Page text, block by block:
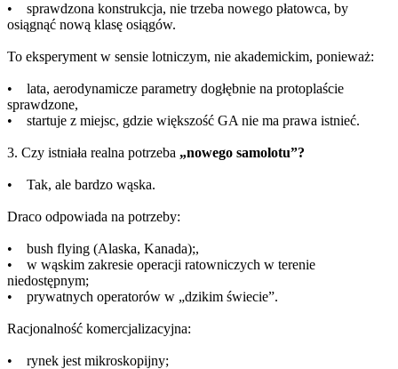
• sprawdzona konstrukcja, nie trzeba nowego płatowca, by
osiągnąć nową klasę osiągów.
To eksperyment w sensie lotniczym, nie akademickim, ponieważ:
• lata, aerodynamicze parametry dogłębnie na protoplaście
sprawdzone,
• startuje z miejsc, gdzie większość GA nie ma prawa istnieć.
3. Czy istniała realna potrzeba „nowego samolotu”?
• Tak, ale bardzo wąska.
Draco odpowiada na potrzeby:
• bush flying (Alaska, Kanada);,
• w wąskim zakresie operacji ratowniczych w terenie
niedostępnym;
• prywatnych operatorów w „dzikim świecie”.
Racjonalność komercjalizacyjna:
• rynek jest mikroskopijny;